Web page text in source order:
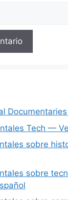
Tech —
sobre
sobre